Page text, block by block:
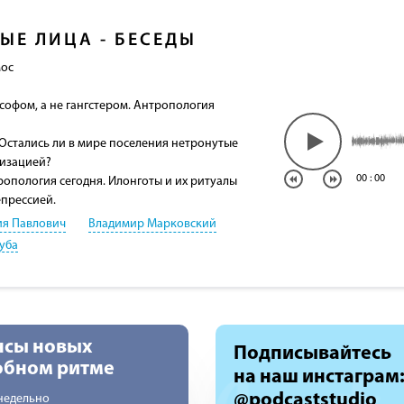
ЛИЦА - БЕСЕДЫ
а не гангстером. Антропология
ли в мире поселения нетронутые
сегодня. Илонготы и их ритуалы
Павлович
Владимир Марковский
00 : 00
новых
ритме
Подписывайтесь
на наш инстаграм: